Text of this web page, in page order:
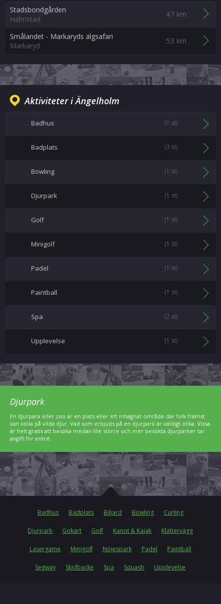
Stadsbondgården
Halmstad
47 km
Smålandet - Markaryds älgsafari
Markaryd
53 km
Aktiviteter i Ängelholm
Badhus (1 st)
Badplats (3 st)
Bowling (1 st)
Djurpark (1 st)
Golf (1 st)
Minigolf (1 st)
Padel (1 st)
Paintball (1 st)
Spa (2 st)
Upplevelse (1 st)
Djurpark
En djurpark eller zoo är en plats eller ett inhägnat område där folk främst
kan kolla på vilda djur. Vad som erbjuds på en djurpark är väldigt olika. Vissa
är helt gratis att besöka medan lite större och mer besökta djurparker tar
avgift för entré.
Badhus Badplats Biljard Bowling Curling
Djurpark Gokart Golf Kanot & Kajak Klättervägg
Lasergame Minigolf Nöjespark Padel Paintball
Segway Skidbacke Spa Squash Upplevelse